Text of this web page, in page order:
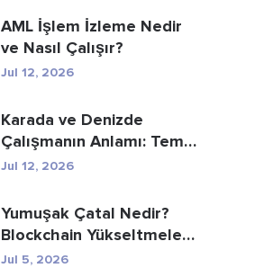
AML İşlem İzleme Nedir
ve Nasıl Çalışır?
Jul 12, 2026
Karada ve Denizde
Çalışmanın Anlamı: Temel
Farklar Açıkland...
Jul 12, 2026
Yumuşak Çatal Nedir?
Blockchain Yükseltmeleri
Açıklanıyor
Jul 5, 2026